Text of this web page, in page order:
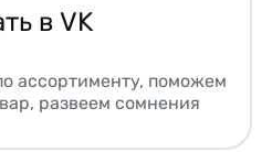
в VK
ассортименту, поможем
развеем сомнения